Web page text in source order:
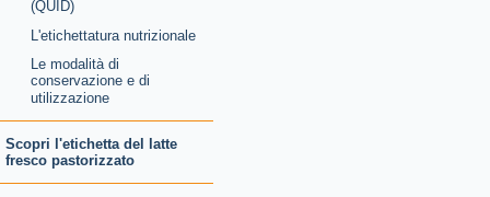
(QUID)
L'etichettatura nutrizionale
Le modalità di
conservazione e di
utilizzazione
Scopri l'etichetta del latte
fresco pastorizzato